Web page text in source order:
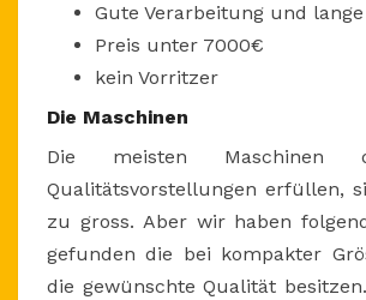
Gute Verarbeitung und
Preis unter 7000€
kein Vorritzer
Die Maschinen
Die meisten Maschinen
Qualitätsvorstellungen erfüllen,
zu gross. Aber wir haben
gefunden die bei kompakter
die gewünschte Qualität